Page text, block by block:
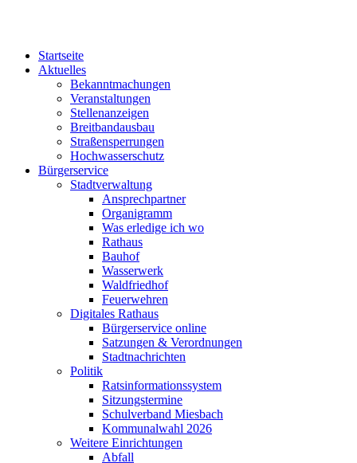
Startseite
Aktuelles
Bekanntmachungen
Veranstaltungen
Stellenanzeigen
Breitbandausbau
Straßensperrungen
Hochwasserschutz
Bürgerservice
Stadtverwaltung
Ansprechpartner
Organigramm
Was erledige ich wo
Rathaus
Bauhof
Wasserwerk
Waldfriedhof
Feuerwehren
Digitales Rathaus
Bürgerservice online
Satzungen & Verordnungen
Stadtnachrichten
Politik
Ratsinformationssystem
Sitzungstermine
Schulverband Miesbach
Kommunalwahl 2026
Weitere Einrichtungen
Abfall